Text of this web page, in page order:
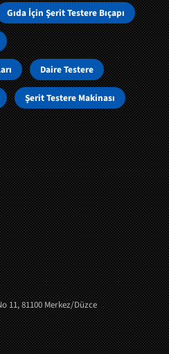
Gıda İçin Şerit Testere Bıçapı
Daire Testere
Şerit Testere Makinası
11, 81100 Merkez/Düzce